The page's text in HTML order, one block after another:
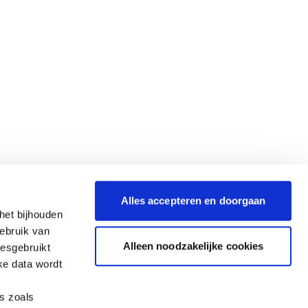
bijhouden
van
data wordt
zoals
Alles accepteren en doorgaan
Alleen noodzakelijke cookies